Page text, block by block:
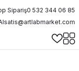
Sipariş0 532 344 06 85
satis@artlabmarket.com